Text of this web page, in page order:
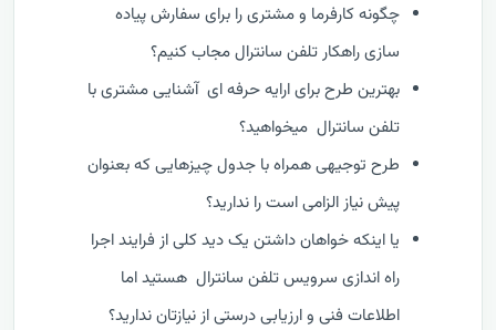
چگونه کارفرما و مشتری را برای سفارش پیاده
سازی راهکار تلفن سانترال مجاب کنیم؟
بهترین طرح برای ارایه حرفه ای آشنایی مشتری با
تلفن سانترال میخواهید؟
طرح توجیهی همراه با جدول چیزهایی که بعنوان
پیش نیاز الزامی است را ندارید؟
یا اینکه خواهان داشتن یک دید کلی از فرایند اجرا
راه اندازی سرویس تلفن سانترال هستید اما
اطلاعات فنی و ارزیابی درستی از نیازتان ندارید؟